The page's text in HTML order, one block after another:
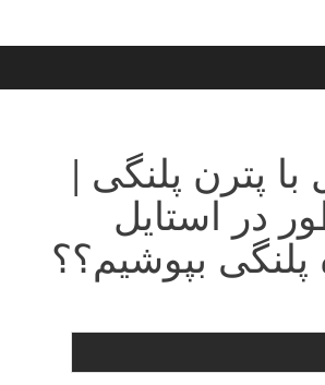
با پترن پلنگی |
در استایل
بپوشیم؟؟